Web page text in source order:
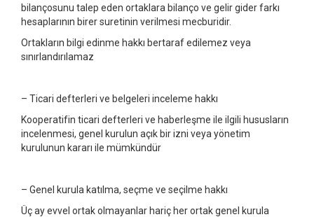
bilançosunu talep eden ortaklara bilanço ve gelir gider farkı
hesaplarının birer suretinin verilmesi mecburidir.
Ortakların bilgi edinme hakkı bertaraf edilemez veya
sınırlandırılamaz
– Ticari defterleri ve belgeleri inceleme hakkı
Kooperatifin ticari defterleri ve haberleşme ile ilgili hususların
incelenmesi, genel kurulun açık bir izni veya yönetim
kurulunun kararı ile mümkündür
– Genel kurula katılma, seçme ve seçilme hakkı
Üç ay evvel ortak olmayanlar hariç her ortak genel kurula